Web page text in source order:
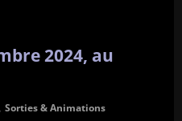
2024, au
Sorties & Animations